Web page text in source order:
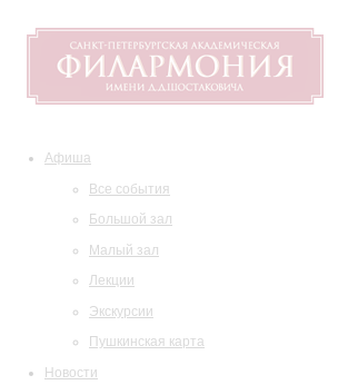
Афиша
Все события
Большой зал
Малый зал
Лекции
Экскурсии
Пушкинская карта
Новости